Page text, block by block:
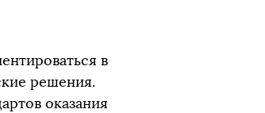
в
решения.
оказания